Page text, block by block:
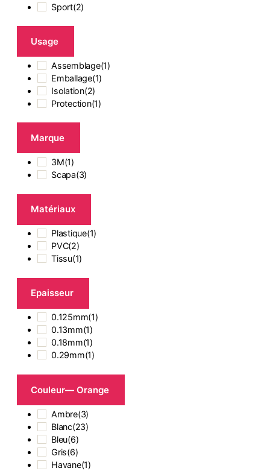
Sport(2)
Usage
Assemblage(1)
Emballage(1)
Isolation(2)
Protection(1)
Marque
3M(1)
Scapa(3)
Matériaux
Plastique(1)
PVC(2)
Tissu(1)
Epaisseur
0.125mm(1)
0.13mm(1)
0.18mm(1)
0.29mm(1)
Couleur— Orange
Ambre(3)
Blanc(23)
Bleu(6)
Gris(6)
Havane(1)